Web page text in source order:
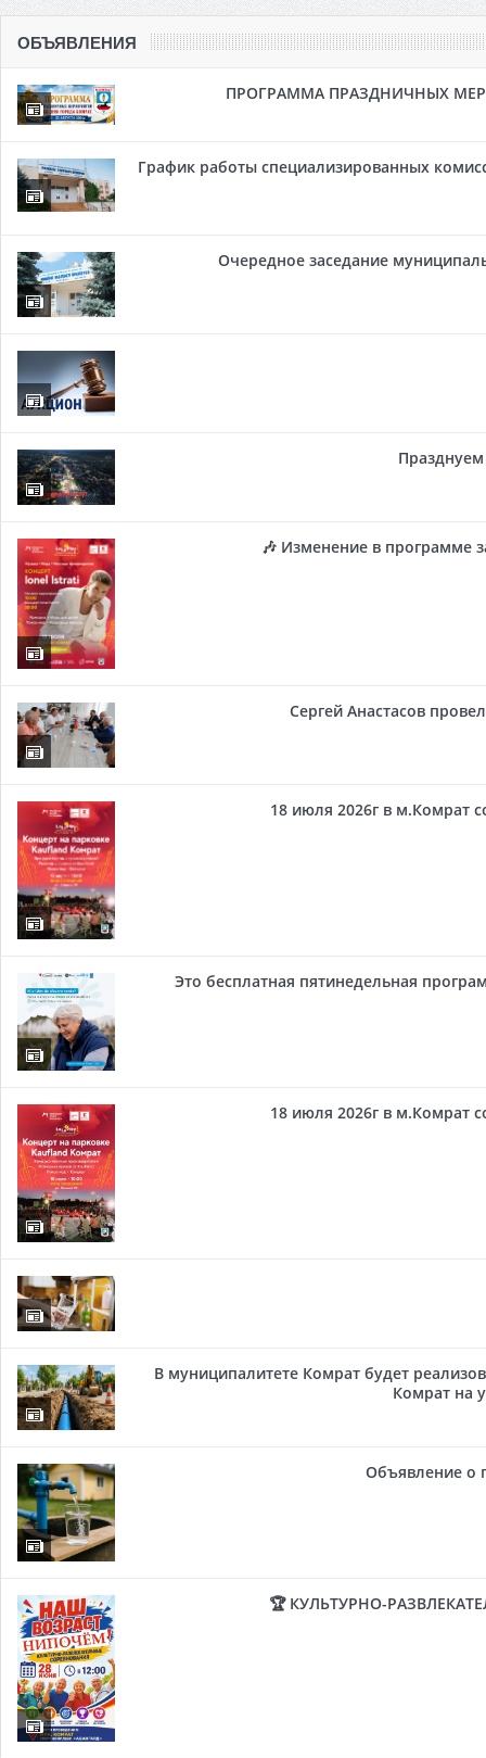
ОБЪЯВЛЕНИЯ
ПРОГРАММА ПРАЗДНИЧНЫХ
График работы специализированных
Очередное заседание
Празднуем
🎶 Изменение в программе
Сергей Анастасов
18 июля 2026г в м.Комрат
Это бесплатная пятинедельная
18 июля 2026г в м.Комрат
В муниципалитете Комрат будет
Комрат на
Объявление о
🏆 КУЛЬТУРНО-